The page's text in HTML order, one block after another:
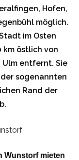
Hofen,
möglich.
im Osten
km östlich von
entfernt. Sie
sogenannten
Rand der
Wunstorf mieten